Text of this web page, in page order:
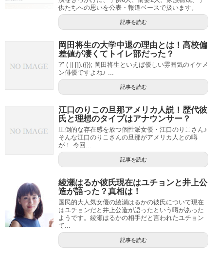
供たちへの思いを公表・報道ベースで扱います。
記事を読む
岡田将生の大学中退の理由とは！高校偏
差値が凄くてトイレ部だった？
?" ( || []).({}); 岡田将生といえば優しい雰囲気のイケメ
ン俳優ですよね♪ ...
記事を読む
江口のりこの旦那アメリカ人説！歴代彼
氏と理想のタイプはアナウンサー？
圧倒的な存在感を放つ個性派女優・江口のりこさん♪
そんな江口のりこさんの旦那がアメリカ人との噂
が！ 今回...
記事を読む
綾瀬はるか彼氏現在はユチョンと井上公
造が語った？真相は！
国民的大人気女優の綾瀬はるかの彼氏について現在
はユチョンだと井上公造が語ったという噂があった
ようです。綾瀬はるかの相手だと言われたユチョン
て...
記事を読む